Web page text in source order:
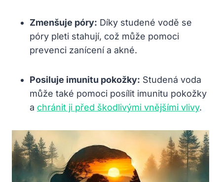
Zmenšuje póry: Díky studené vodě se
póry pleti stahují, což může pomoci
prevenci zanícení a akné.
Posiluje imunitu pokožky: Studená voda
může také pomoci posílit imunitu pokožky
a chránit ji před škodlivými vnějšími vlivy.